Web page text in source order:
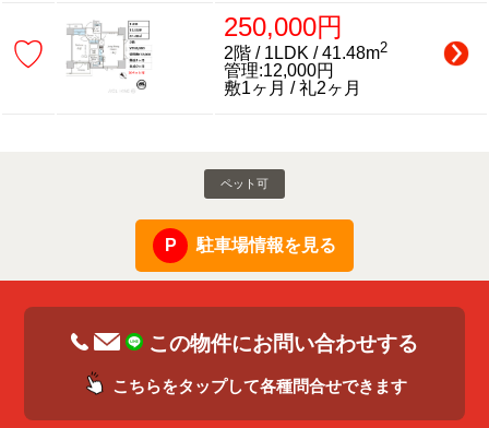
♡
250,000円
2階 / 1LDK / 41.48m2
管理:12,000円
敷1ヶ月 / 礼2ヶ月
ペット可
駐車場情報を見る
この物件にお問い合わせする
こちらをタップして各種問合せできます